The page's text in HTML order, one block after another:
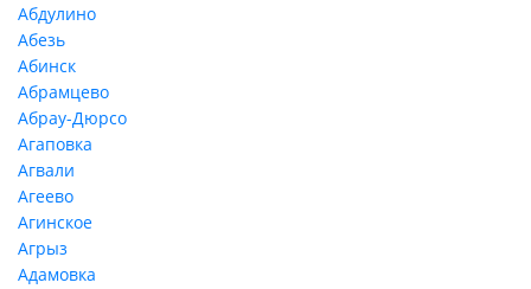
Абдулино
Абезь
Абинск
Абрамцево
Абрау-Дюрсо
Агаповка
Агвали
Агеево
Агинское
Агрыз
Адамовка